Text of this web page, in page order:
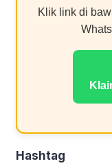
Klik link di
Hashtag